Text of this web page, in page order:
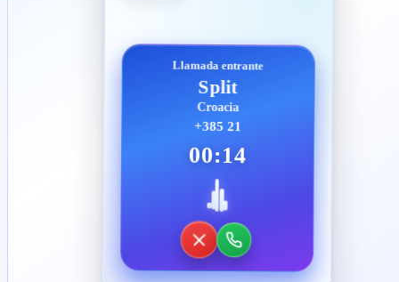
Llamada entrante
Split
Croacia
+385 21
00:14